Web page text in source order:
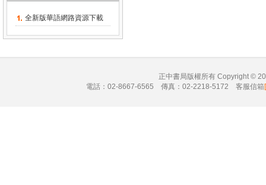
全新版華語網路資源下載
正中書局版權所有 Copyright ©
電話：02-8667-6565 傳真：02-2218-5172 客服信箱